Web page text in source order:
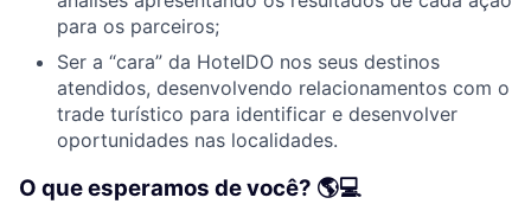
para os parceiros;
Ser a “cara” da HotelDO nos seus destinos
atendidos, desenvolvendo relacionamentos com o
trade turístico para identificar e desenvolver
oportunidades nas localidades.
O que esperamos de você? 🌎‍💻